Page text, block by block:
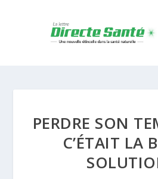
PERDRE SON
C’ÉTAIT LA